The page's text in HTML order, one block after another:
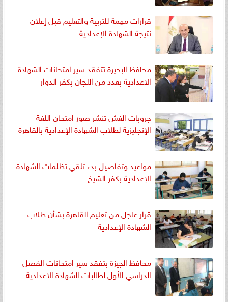
قرارات مهمة للتربية والتعليم قبل إعلان
نتيجة الشهادة الإعدادية
محافظ البحيرة تتفقد سير امتحانات الشهادة
الاعدادية بعدد من اللجان بكفر الدوار
جروبات الغش تنشر صور امتحان اللغة
الإنجليزية لطلاب الشهادة الإعدادية بالقاهرة
مواعيد وتفاصيل بدء تلقي تظلمات الشهادة
الإعدادية بكفر الشيخ
قرار عاجل من تعليم القاهرة بشأن طلاب
الشهادة الإعدادية
محافظ الجيزة بتفقد سير امتحانات الفصل
الدراسي الأول لطالبات الشهادة الاعدادية